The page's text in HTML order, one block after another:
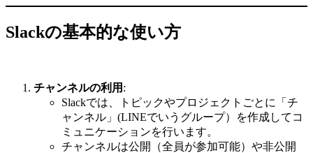
Slackの基本的な使い方
チャンネルの利用 :
Slackでは、トピックやプロジェクトごとに「チ
ャンネル」(LINEでいうグループ）を作成してコ
ミュニケーションを行います。
チャンネルは公開（全員が参加可能）や非公開